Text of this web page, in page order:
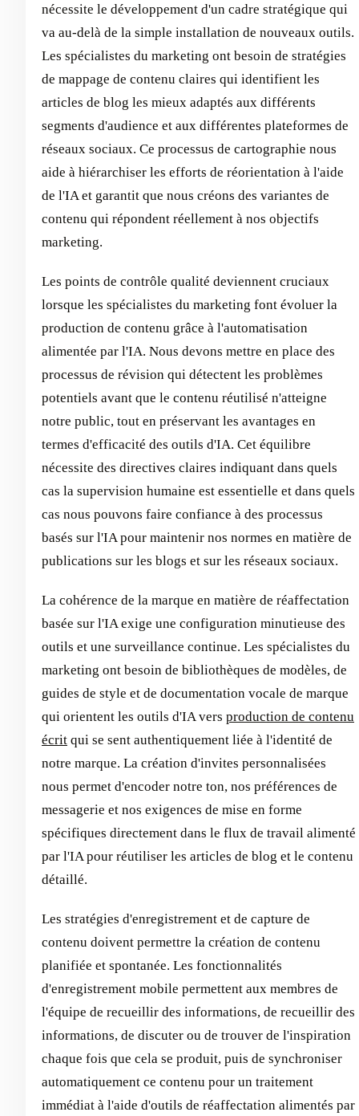
nécessite le développement d'un cadre stratégique qui
va au-delà de la simple installation de nouveaux outils.
Les spécialistes du marketing ont besoin de stratégies
de mappage de contenu claires qui identifient les
articles de blog les mieux adaptés aux différents
segments d'audience et aux différentes plateformes de
réseaux sociaux. Ce processus de cartographie nous
aide à hiérarchiser les efforts de réorientation à l'aide
de l'IA et garantit que nous créons des variantes de
contenu qui répondent réellement à nos objectifs
marketing.
Les points de contrôle qualité deviennent cruciaux
lorsque les spécialistes du marketing font évoluer la
production de contenu grâce à l'automatisation
alimentée par l'IA. Nous devons mettre en place des
processus de révision qui détectent les problèmes
potentiels avant que le contenu réutilisé n'atteigne
notre public, tout en préservant les avantages en
termes d'efficacité des outils d'IA. Cet équilibre
nécessite des directives claires indiquant dans quels
cas la supervision humaine est essentielle et dans quels
cas nous pouvons faire confiance à des processus
basés sur l'IA pour maintenir nos normes en matière de
publications sur les blogs et sur les réseaux sociaux.
La cohérence de la marque en matière de réaffectation
basée sur l'IA exige une configuration minutieuse des
outils et une surveillance continue. Les spécialistes du
marketing ont besoin de bibliothèques de modèles, de
guides de style et de documentation vocale de marque
qui orientent les outils d'IA vers production de contenu
écrit qui se sent authentiquement liée à l'identité de
notre marque. La création d'invites personnalisées
nous permet d'encoder notre ton, nos préférences de
messagerie et nos exigences de mise en forme
spécifiques directement dans le flux de travail alimenté
par l'IA pour réutiliser les articles de blog et le contenu
détaillé.
Les stratégies d'enregistrement et de capture de
contenu doivent permettre la création de contenu
planifiée et spontanée. Les fonctionnalités
d'enregistrement mobile permettent aux membres de
l'équipe de recueillir des informations, de recueillir des
informations, de discuter ou de trouver de l'inspiration
chaque fois que cela se produit, puis de synchroniser
automatiquement ce contenu pour un traitement
immédiat à l'aide d'outils de réaffectation alimentés par